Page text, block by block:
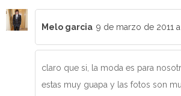
Melo garcia 9 de marzo de 2011
claro que si, la moda es para
estas muy guapa y las fotos son